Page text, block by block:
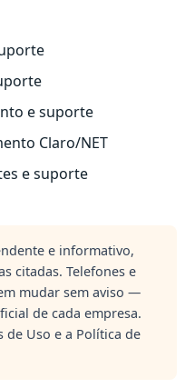
e suporte
Claro/NET
e suporte
e informativo,
citadas. Telefones e
mudar sem aviso —
de cada empresa.
de Uso e a Política de